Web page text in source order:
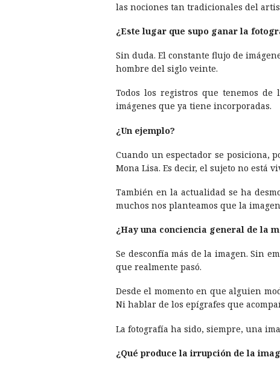
las nociones tan tradicionales del
¿Este lugar que supo ganar la
Sin duda. El constante flujo de
hombre del siglo veinte.
Todos los registros que tenemos
imágenes que ya tiene incorporadas.
¿Un ejemplo?
Cuando un espectador se posiciona,
Mona Lisa. Es decir, el sujeto no está
También en la actualidad se ha
muchos nos planteamos que la
¿Hay una conciencia general de la
Se desconfí­a más de la imagen. Sin
que realmente pasó.
Desde el momento en que alguien
Ni hablar de los epí­grafes que
La fotografí­a ha sido, siempre, una
¿Qué produce la irrupción de la